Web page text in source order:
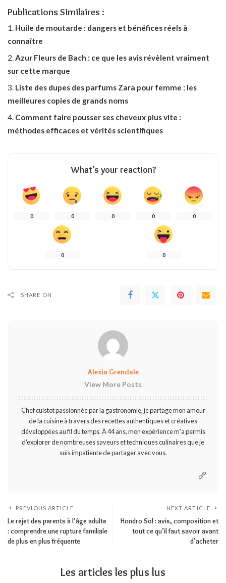
Publications Similaires :
Huile de moutarde : dangers et bénéfices réels à
connaître
Azur Fleurs de Bach : ce que les avis révèlent vraiment
sur cette marque
Liste des dupes des parfums Zara pour femme : les
meilleures copies de grands noms
Comment faire pousser ses cheveux plus vite :
méthodes efficaces et vérités scientifiques
What’s your reaction?
0 0 0 0 0
0 0
SHARE ON
Alexia Grendale
View More Posts
Chef cuistot passionnée par la gastronomie, je partage mon amour
de la cuisine à travers des recettes authentiques et créatives
développées au fil du temps. À 44 ans, mon expérience m'a permis
d'explorer de nombreuses saveurs et techniques culinaires que je
suis impatiente de partager avec vous.
PREVIOUS ARTICLE
Le rejet des parents à l’âge adulte
: comprendre une rupture familiale
de plus en plus fréquente
NEXT ARTICLE
Hondro Sol : avis, composition et
tout ce qu’il faut savoir avant
d’acheter
Les articles les plus lus